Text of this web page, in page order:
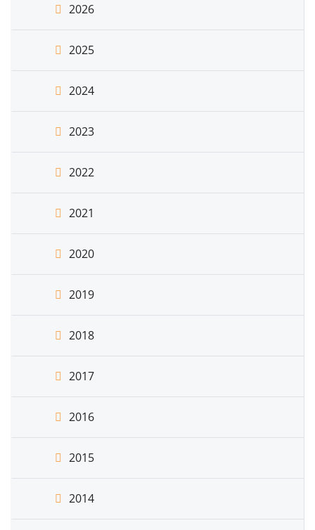
2026
2025
2024
2023
2022
2021
2020
2019
2018
2017
2016
2015
2014